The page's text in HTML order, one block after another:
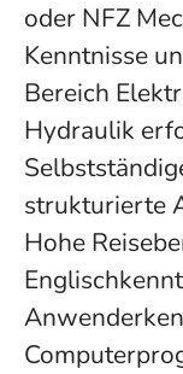
oder NFZ
Kenntnisse
Bereich
Hydraulik
strukturierte
Hohe